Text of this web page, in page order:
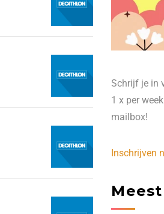
Schrijf je in
1 x per
mailbox!
Inschrijven